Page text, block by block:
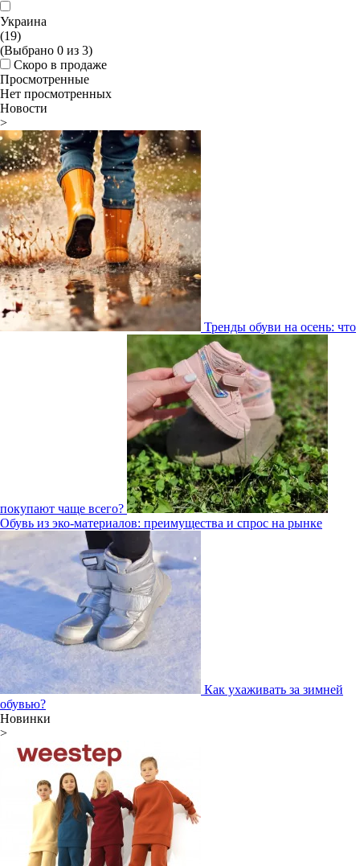
Украина
(19)
(Выбрано 0 из 3)
Скоро в продаже
Просмотренные
Нет просмотренных
Новости
>
Тренды обуви на осень: что
покупают чаще всего?
Обувь из эко-материалов: преимущества и спрос на рынке
Как ухаживать за зимней
обувью?
Новинки
>